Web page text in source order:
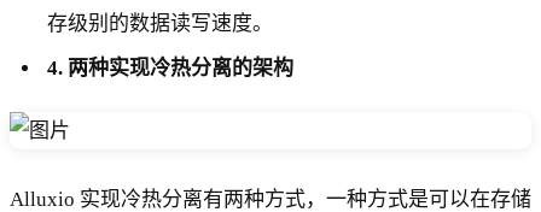
存级别的数据读写速度。
4. 两种实现冷热分离的架构
Alluxio 实现冷热分离有两种方式，一种方式是可以在存储